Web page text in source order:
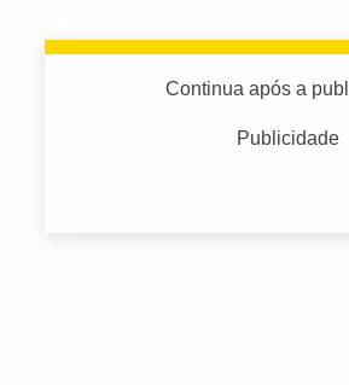
Continua após a
Publicidade